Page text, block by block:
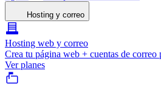
Hosting y correo
Hosting web y correo
Crea tu página web + cuentas de correo
Ver planes